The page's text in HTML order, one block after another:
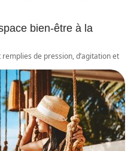
bien-être à la
de pression, d’agitation et